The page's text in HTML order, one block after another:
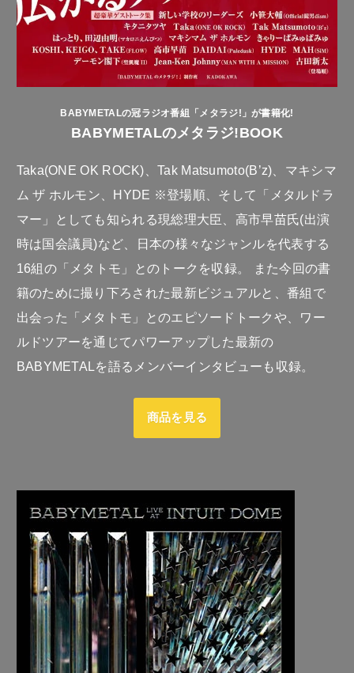
BABYMETALの冠ラジオ番組「メタラジ!」が書籍化!
BABYMETALのメタラジ!BOOK
Taka(ONE OK ROCK)、Tak Matsumoto(B’z)、マキシマ
ム ザ ホルモン、HYDE ※登場順、そして「メタルドラ
マー」としても知られる現総理大臣、高市早苗氏(出演
時は国会議員)など、日本の様々なジャンルを代表する
16組の「メタトモ」とのトークを収録。 また今回の書
籍のために撮り下ろされた最新ビジュアルと、番組で
出会った「メタトモ」とのエピソードトークや、ワー
ルドツアーを通じてパワーアップした最新の
BABYMETALを語るメンバーインタビューも収録。
商品を見る